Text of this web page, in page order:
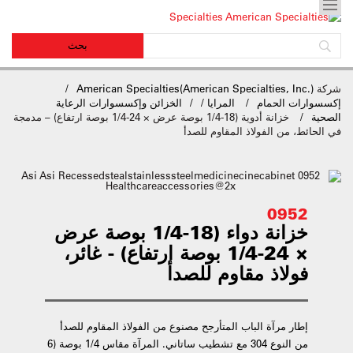
شركة American Specialties(American Specialties, Inc.)
إكسسوارات الحمام
المرايا /
الخزائن وإكسسوارات الرعاية
الصحية
خزانة أدوية (18-1/4 بوصة عرض × 24-1/4 بوصة ارتفاع) – مدمجة
في الحائط، من الفولاذ المقاوم للصدأ
0952
خزانة دواء (18-1/4 بوصة عرض
× 24-1/4 بوصة ارتفاع) - غائر،
فولاذ مقاوم للصدأ
إطار مرآة الباب المتأرجح مصنوع من الفولاذ المقاوم للصدأ
من النوع 304 مع تشطيب ساتاني. المرآة مقاس 1/4 بوصة (6